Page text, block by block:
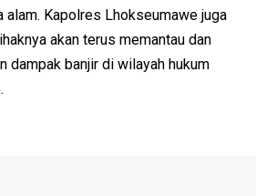
alam. Kapolres Lhokseumawe juga
akan terus memantau dan
dampak banjir di wilayah hukum